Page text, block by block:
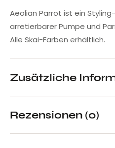
Aeolian Parrot ist ein
arretierbarer Pumpe und
Alle Skai-Farben erhältlich.
Zusätzliche
Rezensionen (0)